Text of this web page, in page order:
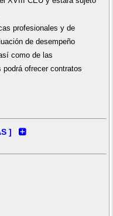
profesionales y de
de desempeño
como de las
ofrecer contratos